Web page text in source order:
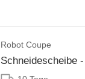
Robot Coupe
Schneidescheibe